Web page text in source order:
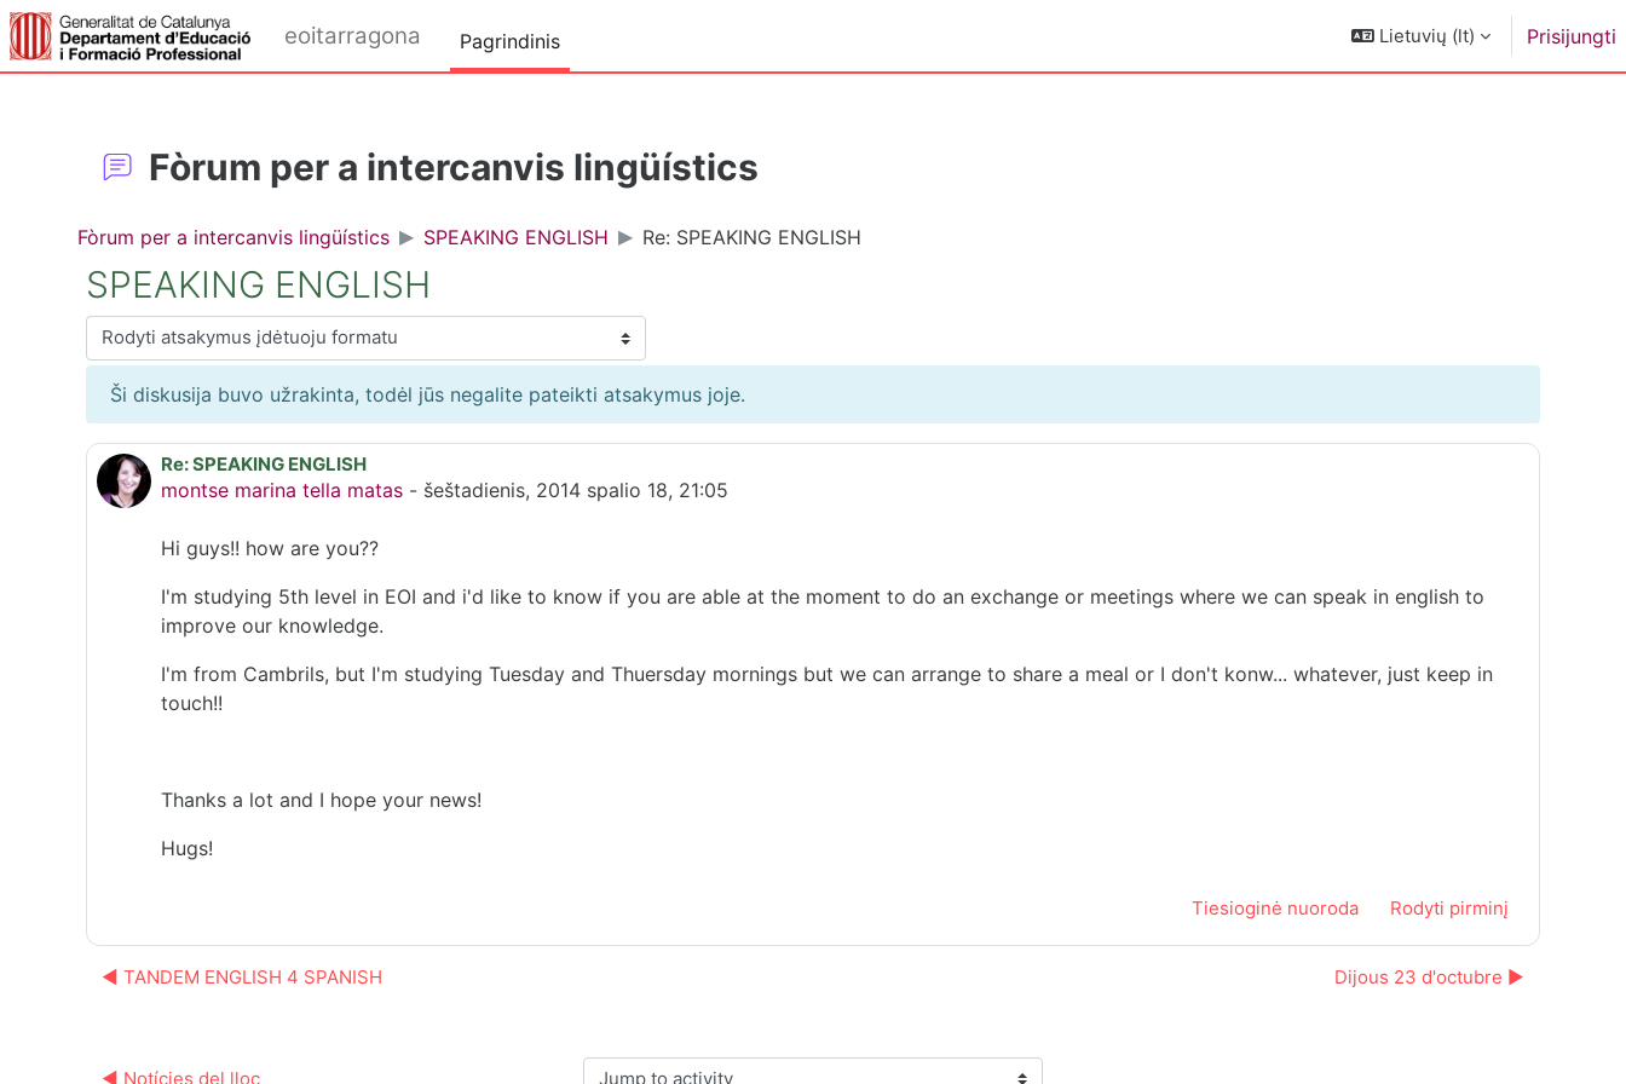
Pereiti į pagrindinį turinį
eoitarragona Pagrindinis Lietuvių ‎(lt)‎ Prisijungti
Fòrum per a intercanvis lingüístics
Fòrum per a intercanvis lingüístics SPEAKING ENGLISH Re: SPEAKING ENGLISH
SPEAKING ENGLISH
Rodymo režimas
Ši diskusija buvo užrakinta, todėl jūs negalite pateikti atsakymus joje.
Re: SPEAKING ENGLISH
montse marina tella matas - šeštadienis, 2014 spalio 18, 21:05
Atsakymų skaičius: 0
Hi guys!! how are you??
I'm studying 5th level in EOI and i'd like to know if you are able at the moment to do an exchange or meetings where we can speak in english to
improve our knowledge.
I'm from Cambrils, but I'm studying Tuesday and Thuersday mornings but we can arrange to share a meal or I don't konw... whatever, just keep in
touch!!
Thanks a lot and I hope your news!
Hugs!
Tiesioginė nuoroda Rodyti pirminį
◀︎ TANDEM ENGLISH 4 SPANISH Dijous 23 d'octubre ▶︎
◀︎ Notícies del lloc